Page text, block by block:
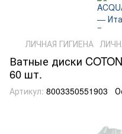
ЛИЧНАЯ ГИГИЕНА
Ватные диски
60 шт.
Артикул: 8003350551903